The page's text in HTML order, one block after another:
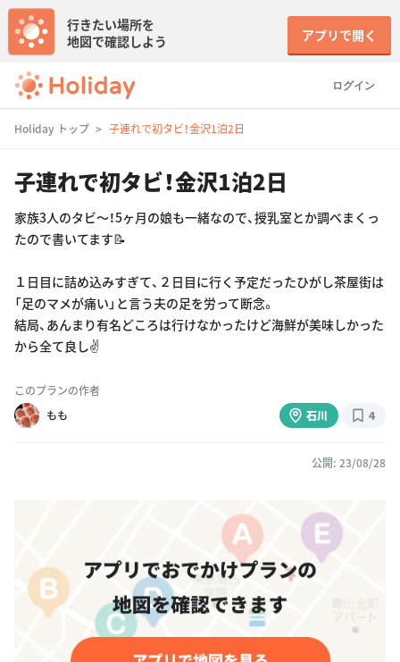
ログイン
行きたい場所を
地図で確認しよう
アプリで開く
Holiday トップ 子連れで初タビ！金沢1泊2日
子連れで初タビ！金沢1泊2日
家族3人のタビ〜！5ヶ月の娘も一緒なので、授乳室とか調べまくっ
たので書いてます📝
１日目に詰め込みすぎて、２日目に行く予定だったひがし茶屋街は
「足のマメが痛い」と言う夫の足を労って断念。
結局、あんまり有名どころは行けなかったけど海鮮が美味しかった
から全て良し✌️
このプランの作者
もも
石川 4
公開: 23/08/28